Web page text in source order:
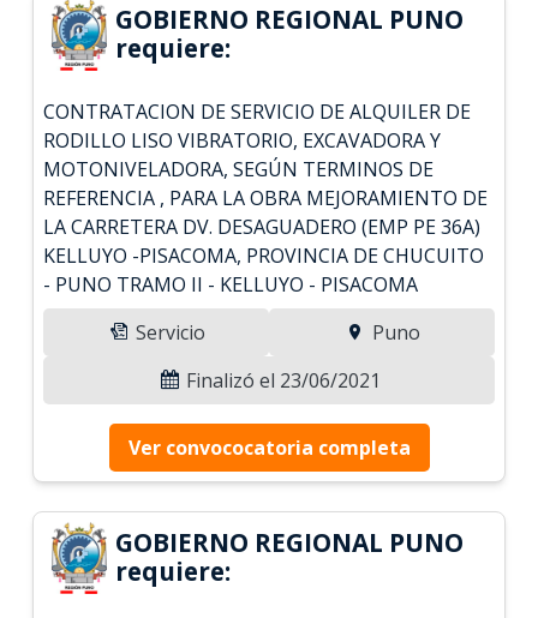
GOBIERNO REGIONAL PUNO
requiere:
CONTRATACION DE SERVICIO DE ALQUILER DE
RODILLO LISO VIBRATORIO, EXCAVADORA Y
MOTONIVELADORA, SEGÚN TERMINOS DE
REFERENCIA , PARA LA OBRA MEJORAMIENTO DE
LA CARRETERA DV. DESAGUADERO (EMP PE 36A)
KELLUYO -PISACOMA, PROVINCIA DE CHUCUITO
- PUNO TRAMO II - KELLUYO - PISACOMA
Servicio
Puno
Finalizó el 23/06/2021
Ver convococatoria completa
GOBIERNO REGIONAL PUNO
requiere: